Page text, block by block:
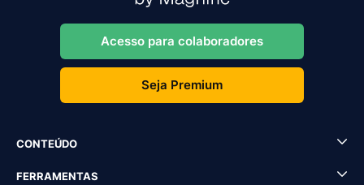
Acesso para colaboradores
Seja Premium
CONTEÚDO
FERRAMENTAS